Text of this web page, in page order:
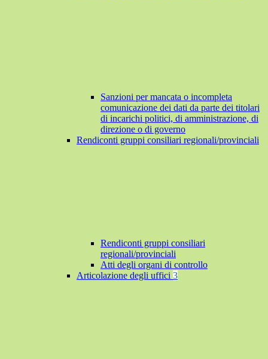
Sanzioni per mancata o incompleta
comunicazione dei dati da parte dei titolari
di incarichi politici, di amministrazione, di
direzione o di governo
Rendiconti gruppi consiliari regionali/provinciali
Rendiconti gruppi consiliari
regionali/provinciali
Atti degli organi di controllo
Articolazione degli uffici 3